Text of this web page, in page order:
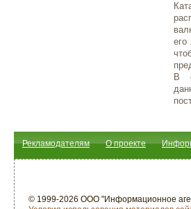
его
В
Рекламодателям О проекте
© 1999-2026 ООО "Информационное